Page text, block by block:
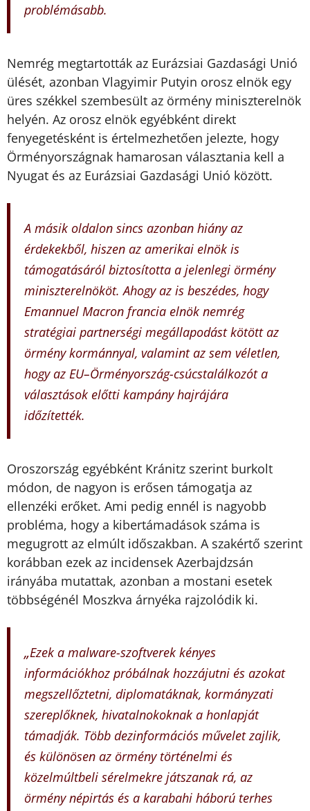
problémásabb.
Nemrég megtartották az Eurázsiai Gazdasági Unió
ülését, azonban Vlagyimir Putyin orosz elnök egy
üres székkel szembesült az örmény miniszterelnök
helyén. Az orosz elnök egyébként direkt
fenyegetésként is értelmezhetően jelezte, hogy
Örményországnak hamarosan választania kell a
Nyugat és az Eurázsiai Gazdasági Unió között.
A másik oldalon sincs azonban hiány az
érdekekből, hiszen az amerikai elnök is
támogatásáról biztosította a jelenlegi örmény
miniszterelnököt. Ahogy az is beszédes, hogy
Emannuel Macron francia elnök nemrég
stratégiai partnerségi megállapodást kötött az
örmény kormánnyal, valamint az sem véletlen,
hogy az EU–Örményország-csúcstalálkozót a
választások előtti kampány hajrájára
időzítették.
Oroszország egyébként Kránitz szerint burkolt
módon, de nagyon is erősen támogatja az
ellenzéki erőket. Ami pedig ennél is nagyobb
probléma, hogy a kibertámadások száma is
megugrott az elmúlt időszakban. A szakértő szerint
korábban ezek az incidensek Azerbajdzsán
irányába mutattak, azonban a mostani esetek
többségénél Moszkva árnyéka rajzolódik ki.
„Ezek a malware-szoftverek kényes
információkhoz próbálnak hozzájutni és azokat
megszellőztetni, diplomatáknak, kormányzati
szereplőknek, hivatalnokoknak a honlapját
támadják. Több dezinformációs művelet zajlik,
és különösen az örmény történelmi és
közelmúltbeli sérelmekre játszanak rá, az
örmény népirtás és a karabahi háború terhes